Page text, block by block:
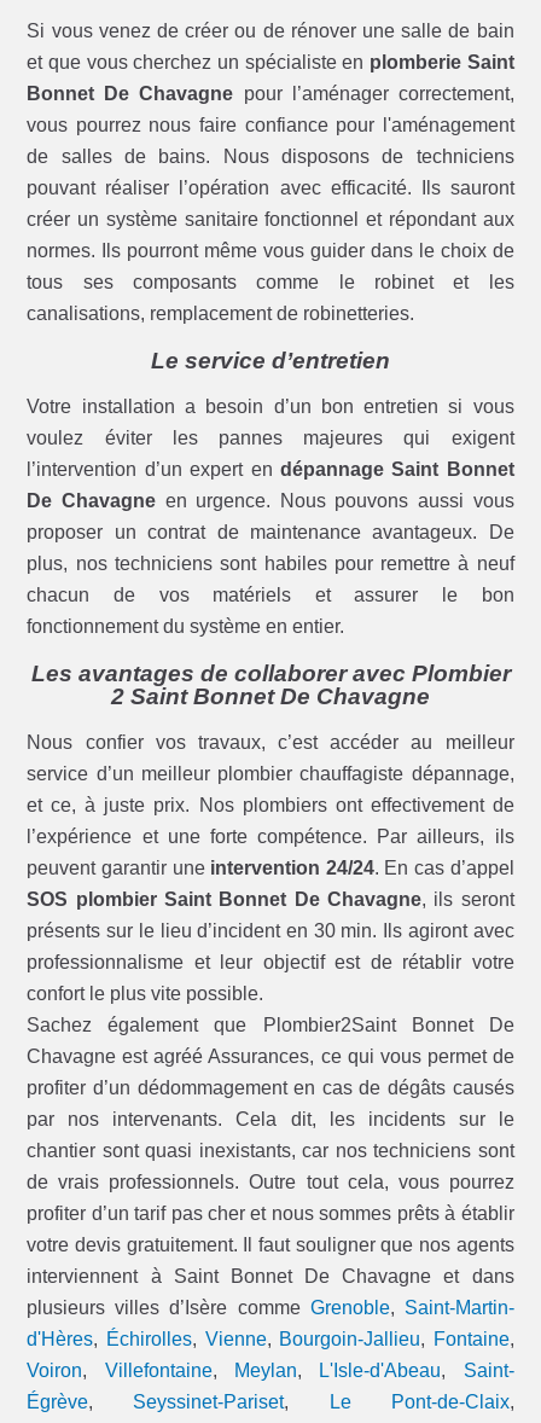
Si vous venez de créer ou de rénover une salle de bain
et que vous cherchez un spécialiste en plomberie Saint
Bonnet De Chavagne pour l’aménager correctement,
vous pourrez nous faire confiance pour l'aménagement
de salles de bains. Nous disposons de techniciens
pouvant réaliser l’opération avec efficacité. Ils sauront
créer un système sanitaire fonctionnel et répondant aux
normes. Ils pourront même vous guider dans le choix de
tous ses composants comme le robinet et les
canalisations, remplacement de robinetteries.
Le service d’entretien
Votre installation a besoin d’un bon entretien si vous
voulez éviter les pannes majeures qui exigent
l’intervention d’un expert en dépannage Saint Bonnet
De Chavagne en urgence. Nous pouvons aussi vous
proposer un contrat de maintenance avantageux. De
plus, nos techniciens sont habiles pour remettre à neuf
chacun de vos matériels et assurer le bon
fonctionnement du système en entier.
Les avantages de collaborer avec Plombier
2 Saint Bonnet De Chavagne
Nous confier vos travaux, c’est accéder au meilleur
service d’un meilleur plombier chauffagiste dépannage,
et ce, à juste prix. Nos plombiers ont effectivement de
l’expérience et une forte compétence. Par ailleurs, ils
peuvent garantir une intervention 24/24. En cas d’appel
SOS plombier Saint Bonnet De Chavagne, ils seront
présents sur le lieu d’incident en 30 min. Ils agiront avec
professionnalisme et leur objectif est de rétablir votre
confort le plus vite possible.
Sachez également que Plombier2Saint Bonnet De
Chavagne est agréé Assurances, ce qui vous permet de
profiter d’un dédommagement en cas de dégâts causés
par nos intervenants. Cela dit, les incidents sur le
chantier sont quasi inexistants, car nos techniciens sont
de vrais professionnels. Outre tout cela, vous pourrez
profiter d’un tarif pas cher et nous sommes prêts à établir
votre devis gratuitement. Il faut souligner que nos agents
interviennent à Saint Bonnet De Chavagne et dans
plusieurs villes d’Isère comme Grenoble, Saint-Martin-
d'Hères, Échirolles, Vienne, Bourgoin-Jallieu, Fontaine,
Voiron, Villefontaine, Meylan, L'Isle-d'Abeau, Saint-
Égrève, Seyssinet-Pariset, Le Pont-de-Claix,